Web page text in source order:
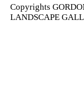
Copyrights
LANDSCAPE